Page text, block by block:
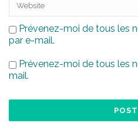
Prévenez-moi de tous les
par e-mail.
Prévenez-moi de tous les
mail.